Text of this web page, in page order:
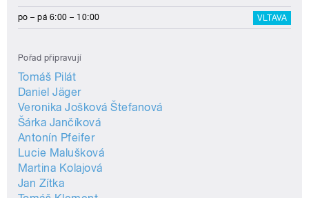
po – pá 6:00 – 10:00 VLTAVA
Pořad připravují
Tomáš Pilát
Daniel Jäger
Veronika Jošková Štefanová
Šárka Jančíková
Antonín Pfeifer
Lucie Malušková
Martina Kolajová
Jan Zítka